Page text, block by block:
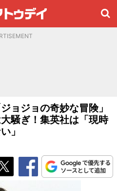
ョジョの奇妙な冒険」
騒ぎ！集英社は「現時
」